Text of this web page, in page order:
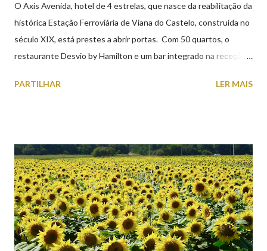
O Axis Avenida, hotel de 4 estrelas, que nasce da reabilitação da
histórica Estação Ferroviária de Viana do Castelo, construída no
século XIX, está prestes a abrir portas. Com 50 quartos, o
restaurante Desvio by Hamilton e um bar integrado na receção,
peças históricas cedidas pela IP Património que homenageiam a
PARTILHAR LER MAIS